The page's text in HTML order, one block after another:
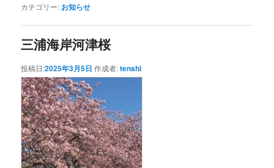
カテゴリー: お知らせ
三浦海岸河津桜
投稿日:2025年3月5日 作成者:tenshi